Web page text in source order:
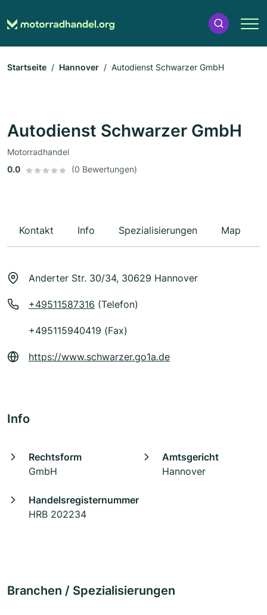
Startseite Hannover Autodienst Schwarzer GmbH
Autodienst Schwarzer GmbH
Motorradhandel
0.0
(0 Bewertungen)
Kontakt Info Spezialisierungen Map
Anderter Str. 30/34, 30629 Hannover
+49511587316 (Telefon)
+495115940419 (Fax)
https://www.schwarzer.go1a.de
Info
Rechtsform
GmbH
Amtsgericht
Hannover
Handelsregisternummer
HRB 202234
Branchen / Spezialisierungen